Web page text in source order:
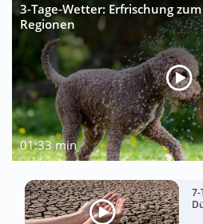
3-Tage-Wetter: Erfrischung
Regionen
01:33 min